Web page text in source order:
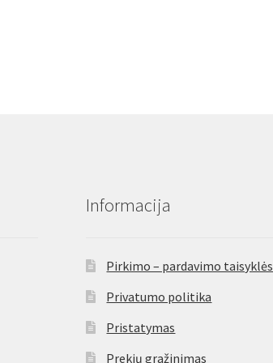
Informacija
Pirkimo – pardavimo taisyklės
Privatumo politika
Pristatymas
Prekių gražinimas